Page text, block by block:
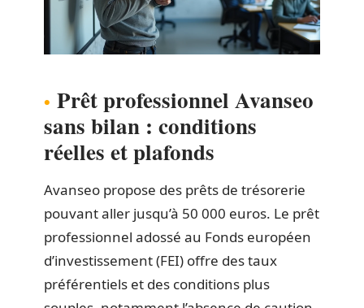
Prêt professionnel Avanseo
sans bilan : conditions
réelles et plafonds
Avanseo propose des prêts de trésorerie
pouvant aller jusqu’à 50 000 euros. Le prêt
professionnel adossé au Fonds européen
d’investissement (FEI) offre des taux
préférentiels et des conditions plus